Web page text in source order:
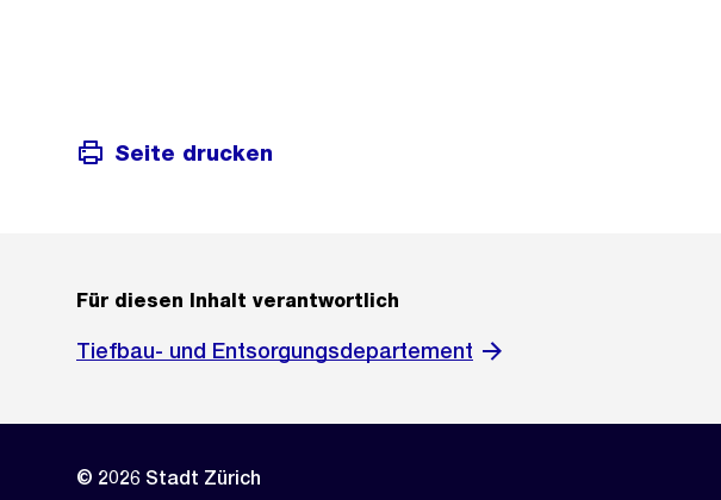
Seite drucken
Für diesen Inhalt verantwortlich
Tiefbau- und Entsorgungsdepartement
© 2026 Stadt Zürich